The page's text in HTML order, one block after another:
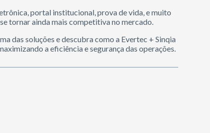
portal institucional, prova de vida, e muito
tornar ainda mais competitiva no mercado.
das soluções e descubra como a Evertec + Sinqia
a eficiência e segurança das operações.